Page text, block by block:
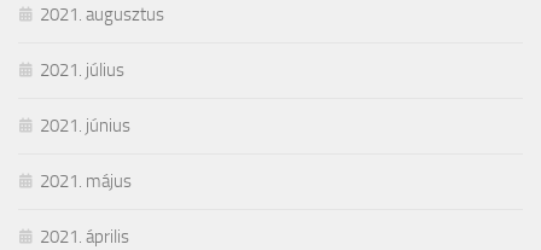
2021. augusztus
2021. július
2021. június
2021. május
2021. április